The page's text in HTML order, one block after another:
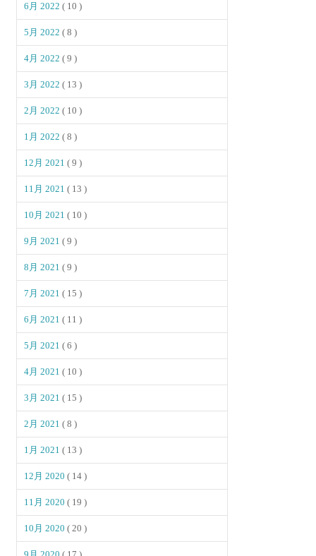
6月 2022( 10 )
5月 2022( 8 )
4月 2022( 9 )
3月 2022( 13 )
2月 2022( 10 )
1月 2022( 8 )
12月 2021( 9 )
11月 2021( 13 )
10月 2021( 10 )
9月 2021( 9 )
8月 2021( 9 )
7月 2021( 15 )
6月 2021( 11 )
5月 2021( 6 )
4月 2021( 10 )
3月 2021( 15 )
2月 2021( 8 )
1月 2021( 13 )
12月 2020( 14 )
11月 2020( 19 )
10月 2020( 20 )